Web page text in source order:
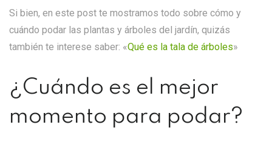
Si bien, en este post te mostramos todo sobre cómo y
cuándo podar las plantas y árboles del jardín, quizás
también te interese saber: «Qué es la tala de árboles»
¿Cuándo es el mejor
momento para podar?